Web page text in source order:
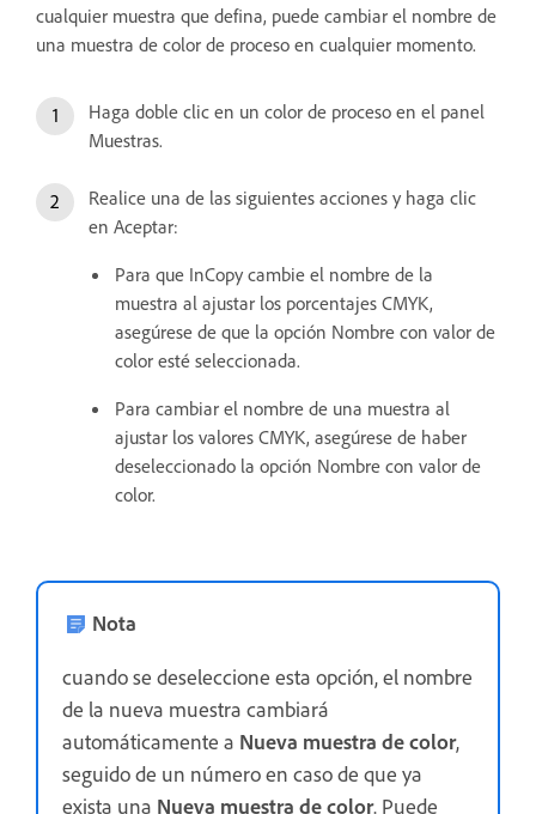
cualquier muestra que defina, puede cambiar el nombre de
una muestra de color de proceso en cualquier momento.
Haga doble clic en un color de proceso en el panel
Muestras.
Realice una de las siguientes acciones y haga clic
en Aceptar:
Para que InCopy cambie el nombre de la
muestra al ajustar los porcentajes CMYK,
asegúrese de que la opción Nombre con valor de
color esté seleccionada.
Para cambiar el nombre de una muestra al
ajustar los valores CMYK, asegúrese de haber
deseleccionado la opción Nombre con valor de
color.
Nota
cuando se deseleccione esta opción, el nombre
de la nueva muestra cambiará
automáticamente a Nueva muestra de color,
seguido de un número en caso de que ya
exista una Nueva muestra de color. Puede